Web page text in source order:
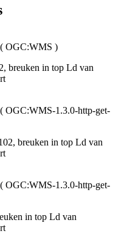
( OGC:WMS )
breuken in top Ld van
( OGC:WMS-1.3.0-http-get-
breuken in top Ld van
( OGC:WMS-1.3.0-http-get-
in top Ld van